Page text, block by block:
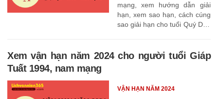
mạng, xem hướng dẫn giải
hạn, xem sao hạn, cách cúng
sao giải hạn cho tuổi Quý Dậu
Xem vận hạn năm 2024 cho người tuổi Giáp
Tuất 1994, nam mạng
VẬN HẠN NĂM 2024